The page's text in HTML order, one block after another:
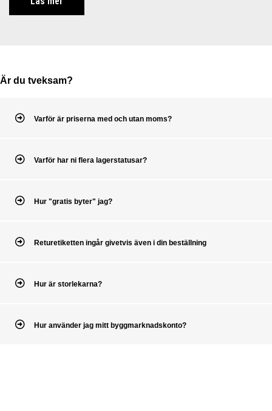
Är du tveksam?
Varför är priserna med och utan moms?
Varför har ni flera lagerstatusar?
Hur "gratis byter" jag?
Returetiketten ingår givetvis även i din beställning
Hur är storlekarna?
Hur använder jag mitt byggmarknadskonto?